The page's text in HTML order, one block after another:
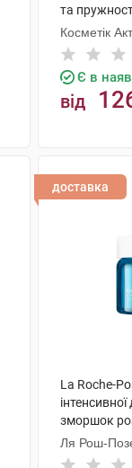
та
банка
Косметік
Є в
від
доставка
La Roche-
інтенсивної
зморшок
шкіри 50 мл
Ля Рош-